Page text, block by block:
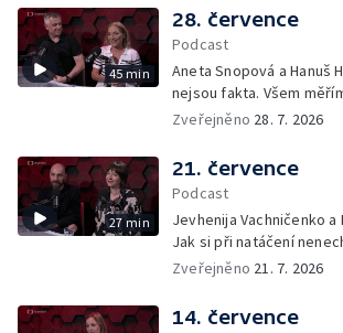
45 min
28. července
Podcast
Aneta Snopová a Hanuš
nejsou fakta. Všem
Zveřejněno 28. 7. 2026
27 min
21. července
Podcast
Jevhenija Vachničenko
Jak si při natáčení
Zveřejněno 21. 7. 2026
14. července